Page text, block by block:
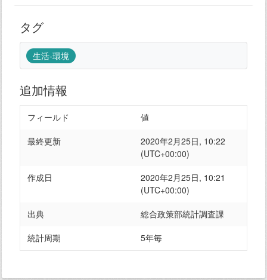
タグ
生活-環境
追加情報
フィールド
値
最終更新
2020年2月25日, 10:22
(UTC+00:00)
作成日
2020年2月25日, 10:21
(UTC+00:00)
出典
総合政策部統計調査課
統計周期
5年毎